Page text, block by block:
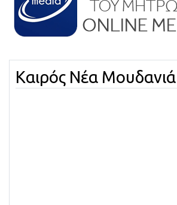
Καιρός Νέα Μουδανιά